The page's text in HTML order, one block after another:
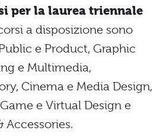
per la laurea triennale
a disposizione sono
e Product, Graphic
e Multimedia,
Cinema e Media Design,
e Virtual Design e
Accessories.